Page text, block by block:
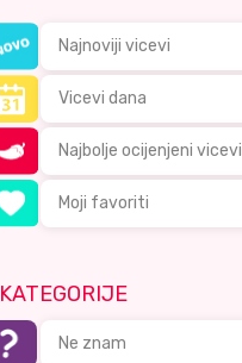
Najnoviji vicevi
Vicevi dana
Najbolje ocijenjeni vicevi
Moji favoriti
KATEGORIJE
Ne znam